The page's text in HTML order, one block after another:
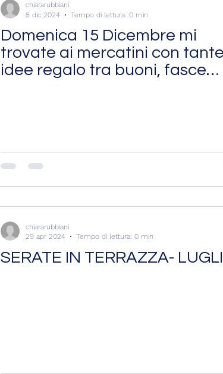
Domenica 15 Dicembre mi
trovate ai mercatini con tante
idee regalo tra buoni, fasce
chiararubbiani
8 dic 2024
Tempo di lettura: 0 min
SERATE IN TERRAZZA-
chiararubbiani
29 apr 2024
Tempo di lettura: 0 min